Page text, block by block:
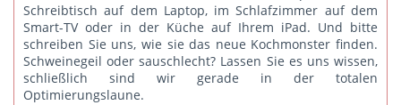
Schreibtisch auf dem Laptop, im Schlafzimmer auf dem
Smart-TV oder in der Küche auf Ihrem iPad. Und bitte
schreiben Sie uns, wie sie das neue Kochmonster finden.
Schweinegeil oder sauschlecht? Lassen Sie es uns wissen,
schließlich sind wir gerade in der totalen
Optimierungslaune.